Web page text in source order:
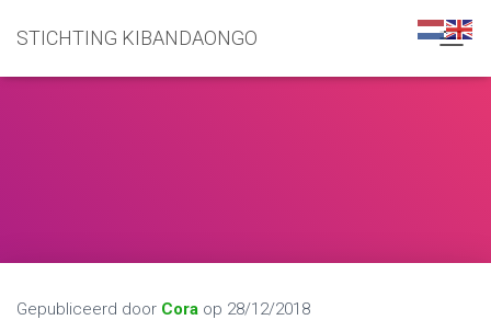
STICHTING KIBANDAONGO
A
I
Gepubliceerd door Cora op 28/12/2018